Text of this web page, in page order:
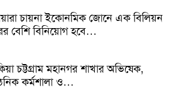
চায়না ইকোনমিক জোনে এক বিলিয়ন
বেশি বিনিয়োগ হবে…
চট্টগ্রাম মহানগর শাখার অভিষেক,
কর্মশালা ও…